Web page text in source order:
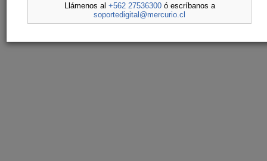
Llámenos al +562 27536300ó escríbanos a
soportedigital@mercurio.cl